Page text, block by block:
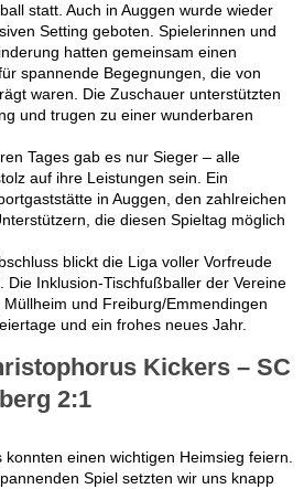
statt. Auch in Auggen wurde wieder
Setting geboten. Spielerinnen und
hatten gemeinsam einen
spannende Begegnungen, die von
waren. Die Zuschauer unterstützten
und trugen zu einer wunderbaren
Tages gab es nur Sieger – alle
auf ihre Leistungen sein. Ein
in Auggen, den zahlreichen
die diesen Spieltag möglich
blickt die Liga voller Vorfreude
Die Inklusion-Tischfußballer der Vereine
und Freiburg/Emmendingen
und ein frohes neues Jahr.
Kickers – SC
2:1
einen wichtigen Heimsieg feiern.
Spiel setzten wir uns knapp